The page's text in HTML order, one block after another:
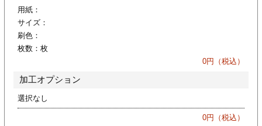
印刷
リーブ印刷
印刷
ァイル印刷
用紙：
サイズ：
刷色：
枚数： 枚
0円（税込）
加工オプション
選択なし
0円（税込）